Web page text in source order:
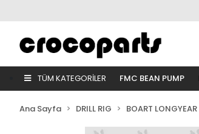
TÜM KATEGORİLER FMC BEAN PUMP
Ana Sayfa DRILL RIG BOART LONGYEAR